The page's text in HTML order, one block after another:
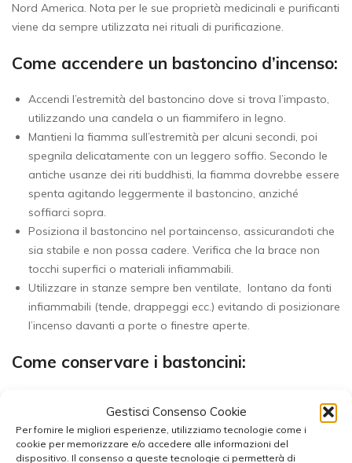
Gestisci Consenso Cookie
Per fornire le migliori esperienze, utilizziamo tecnologie come i
cookie per memorizzare e/o accedere alle informazioni del
dispositivo. Il consenso a queste tecnologie ci permetterà di
Nord America. Nota per le sue proprietà medicinali e purificanti
viene da sempre utilizzata nei rituali di purificazione.
Come accendere un bastoncino d’incenso:
Accendi l’estremità del bastoncino dove si trova l’impasto,
utilizzando una candela o un fiammifero in legno.
Mantieni la fiamma sull’estremità per alcuni secondi, poi
spegnila delicatamente con un leggero soffio. Secondo le
antiche usanze dei riti buddhisti, la fiamma dovrebbe essere
spenta agitando leggermente il bastoncino, anziché
soffiarci sopra.
Posiziona il bastoncino nel portaincenso, assicurandoti che
sia stabile e non possa cadere. Verifica che la brace non
tocchi superfici o materiali infiammabili.
Utilizzare in stanze sempre ben ventilate, lontano da fonti
infiammabili (tende, drappeggi ecc.) evitando di posizionare
l’incenso davanti a porte o finestre aperte.
Come conservare i bastoncini:
contenitori separati per evitare che i profumi si mescolino.
Scegli un luogo fresco e asciutto, lontano da fonti di calore,
luce diretta e umidità eccessiva. L’umidità può favorire la